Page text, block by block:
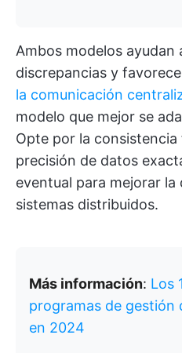
Ambos modelos ayudan
discrepancias y
la comunicación
modelo que mejor se
Opte por la
precisión de datos
eventual para mejorar la
sistemas distribuidos.
Más información: Los
programas de gestión
en 2024